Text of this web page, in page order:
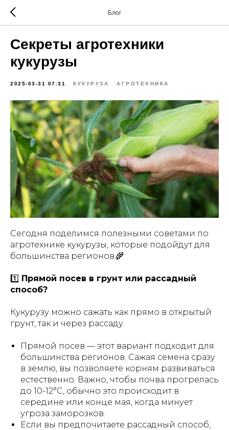
Блог
Секреты агротехники
кукурузы
2025-03-31 07:31 КУКУРУЗА АГРОТЕХНИКА
Сегодня поделимся полезными советами по
агротехнике кукурузы, которые подойдут для
большинства регионов.🌾
1️⃣ Прямой посев в грунт или рассадный
способ?
Кукурузу можно сажать как прямо в открытый
грунт, так и через рассаду.
Прямой посев — этот вариант подходит для
большинства регионов. Сажая семена сразу
в землю, вы позволяете корням развиваться
естественно. Важно, чтобы почва прогрелась
до 10-12°C, обычно это происходит в
середине или конце мая, когда минует
угроза заморозков.
Если вы предпочитаете рассадный способ,